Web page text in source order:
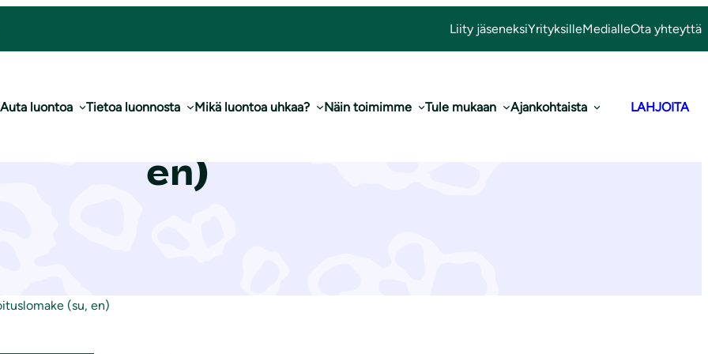
Liity jäseneksiYrityksilleMedialleOta yhteyttä
Auta luontoa Tietoa luonnosta Mikä luontoa uhkaa? Näin toimimme Tule mukaan Ajankohtaista LAHJOITA
silmin -kartoituslomake (su,
en)
(su, en)